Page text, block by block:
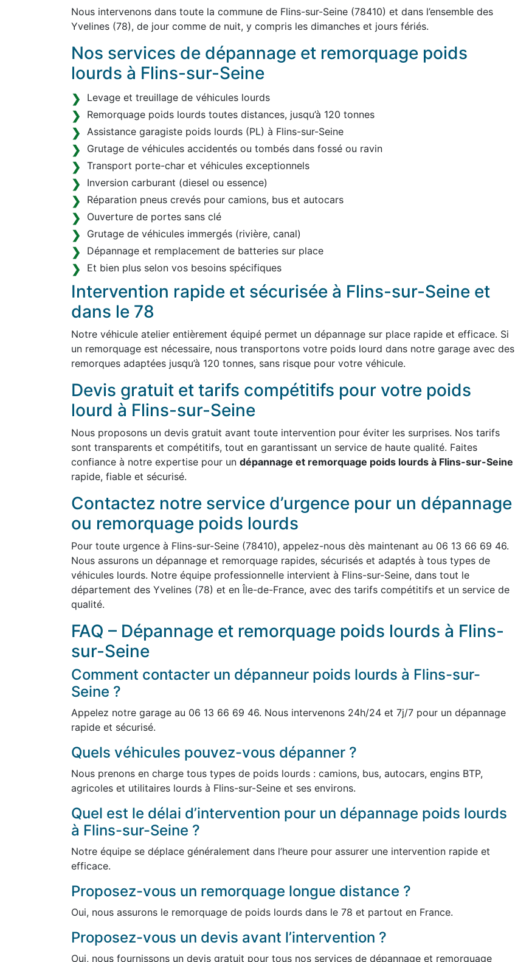
Nous intervenons dans toute la commune de Flins-sur-Seine (78410) et dans l’ensemble des
Yvelines (78), de jour comme de nuit, y compris les dimanches et jours fériés.
Nos services de dépannage et remorquage poids
lourds à Flins-sur-Seine
Levage et treuillage de véhicules lourds
Remorquage poids lourds toutes distances, jusqu’à 120 tonnes
Assistance garagiste poids lourds (PL) à Flins-sur-Seine
Grutage de véhicules accidentés ou tombés dans fossé ou ravin
Transport porte-char et véhicules exceptionnels
Inversion carburant (diesel ou essence)
Réparation pneus crevés pour camions, bus et autocars
Ouverture de portes sans clé
Grutage de véhicules immergés (rivière, canal)
Dépannage et remplacement de batteries sur place
Et bien plus selon vos besoins spécifiques
Intervention rapide et sécurisée à Flins-sur-Seine et
dans le 78
Notre véhicule atelier entièrement équipé permet un dépannage sur place rapide et efficace. Si
un remorquage est nécessaire, nous transportons votre poids lourd dans notre garage avec des
remorques adaptées jusqu’à 120 tonnes, sans risque pour votre véhicule.
Devis gratuit et tarifs compétitifs pour votre poids
lourd à Flins-sur-Seine
Nous proposons un devis gratuit avant toute intervention pour éviter les surprises. Nos tarifs
sont transparents et compétitifs, tout en garantissant un service de haute qualité. Faites
confiance à notre expertise pour un dépannage et remorquage poids lourds à Flins-sur-Seine
rapide, fiable et sécurisé.
Contactez notre service d’urgence pour un dépannage
ou remorquage poids lourds
Pour toute urgence à Flins-sur-Seine (78410), appelez-nous dès maintenant au 06 13 66 69 46.
Nous assurons un dépannage et remorquage rapides, sécurisés et adaptés à tous types de
véhicules lourds. Notre équipe professionnelle intervient à Flins-sur-Seine, dans tout le
département des Yvelines (78) et en Île-de-France, avec des tarifs compétitifs et un service de
qualité.
FAQ – Dépannage et remorquage poids lourds à Flins-
sur-Seine
Comment contacter un dépanneur poids lourds à Flins-sur-
Seine ?
Appelez notre garage au 06 13 66 69 46. Nous intervenons 24h/24 et 7j/7 pour un dépannage
rapide et sécurisé.
Quels véhicules pouvez-vous dépanner ?
Nous prenons en charge tous types de poids lourds : camions, bus, autocars, engins BTP,
agricoles et utilitaires lourds à Flins-sur-Seine et ses environs.
Quel est le délai d’intervention pour un dépannage poids lourds
à Flins-sur-Seine ?
Notre équipe se déplace généralement dans l’heure pour assurer une intervention rapide et
efficace.
Proposez-vous un remorquage longue distance ?
Oui, nous assurons le remorquage de poids lourds dans le 78 et partout en France.
Proposez-vous un devis avant l’intervention ?
Oui, nous fournissons un devis gratuit pour tous nos services de dépannage et remorquage